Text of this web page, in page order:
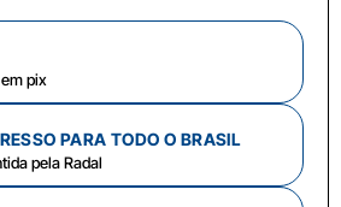
pix
PARA TODO O BRASIL
pela Radal